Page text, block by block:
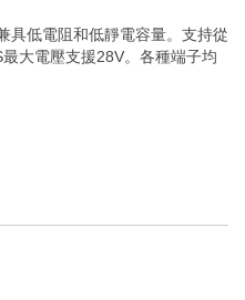
具低電阻和低靜電容量。支持從
大電壓支援28V。各種端子均